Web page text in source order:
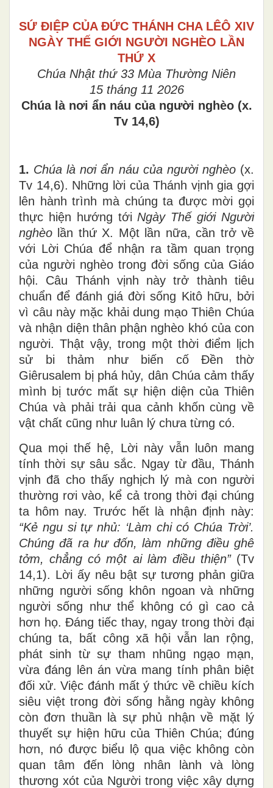
SỨ ĐIỆP CỦA ĐỨC THÁNH CHA LÊÔ XIV
NGÀY THẾ GIỚI NGƯỜI NGHÈO LẦN
THỨ X
Chúa Nhật thứ 33 Mùa Thường Niên
15 tháng 11 2026
Chúa là nơi ẩn náu của người nghèo (x.
Tv 14,6)
1. Chúa là nơi ẩn náu của người nghèo(x.
Tv 14,6). Những lời của Thánh vịnh gia gợi
lên hành trình mà chúng ta được mời gọi
thực hiện hướng tới Ngày Thế giới Người
nghèo lần thứ X. Một lần nữa, cần trở về
với Lời Chúa để nhận ra tầm quan trọng
của người nghèo trong đời sống của Giáo
hội. Câu Thánh vịnh này trở thành tiêu
chuẩn để đánh giá đời sống Kitô hữu, bởi
vì câu này mặc khải dung mạo Thiên Chúa
và nhận diện thân phận nghèo khó của con
người. Thật vậy, trong một thời điểm lịch
sử bi thảm như biến cố Đền thờ
Giêrusalem bị phá hủy, dân Chúa cảm thấy
mình bị tước mất sự hiện diện của Thiên
Chúa và phải trải qua cảnh khốn cùng về
vật chất cũng như luân lý chưa từng có.
Qua mọi thế hệ, Lời này vẫn luôn mang
tính thời sự sâu sắc. Ngay từ đầu, Thánh
vịnh đã cho thấy nghịch lý mà con người
thường rơi vào, kể cả trong thời đại chúng
ta hôm nay. Trước hết là nhận định này:
“Kẻ ngu si tự nhủ: ‘Làm chi có Chúa Trời’.
Chúng đã ra hư đốn, làm những điều ghê
tởm, chẳng có một ai làm điều thiện”(Tv
14,1). Lời ấy nêu bật sự tương phản giữa
những người sống khôn ngoan và những
người sống như thể không có gì cao cả
hơn họ. Đáng tiếc thay, ngay trong thời đại
chúng ta, bất công xã hội vẫn lan rộng,
phát sinh từ sự tham nhũng ngạo mạn,
vừa đáng lên án vừa mang tính phân biệt
đối xử. Việc đánh mất ý thức về chiều kích
siêu việt trong đời sống hằng ngày không
còn đơn thuần là sự phủ nhận về mặt lý
thuyết sự hiện hữu của Thiên Chúa; đúng
hơn, nó được biểu lộ qua việc không còn
quan tâm đến lòng nhân lành và lòng
thương xót của Người trong việc xây dựng